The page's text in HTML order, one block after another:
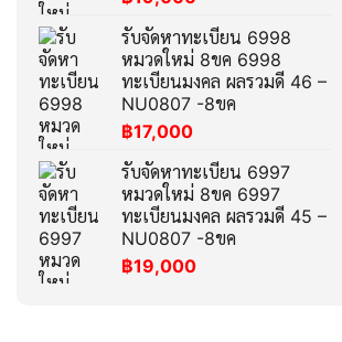
รับจัดหาทะเบียน 6998
หมวดใหม่ 8ขค 6998
ทะเบียนมงคล ผลรวมดี 46 –
NU0807 -8ขค
฿17,000
รับจัดหาทะเบียน 6997
หมวดใหม่ 8ขค 6997
ทะเบียนมงคล ผลรวมดี 45 –
NU0807 -8ขค
฿19,000